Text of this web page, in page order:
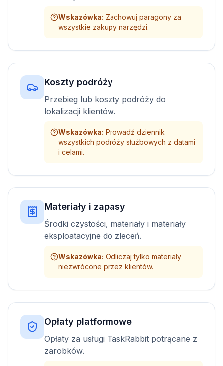
Wskazówka: Zachowuj paragony za
wszystkie zakupy narzędzi.
Koszty podróży
Przebieg lub koszty podróży do
lokalizacji klientów.
Wskazówka: Prowadź dziennik
wszystkich podróży służbowych z datami
i celami.
Materiały i zapasy
Środki czystości, materiały i materiały
eksploatacyjne do zleceń.
Wskazówka: Odliczaj tylko materiały
niezwrócone przez klientów.
Opłaty platformowe
Opłaty za usługi TaskRabbit potrącane z
zarobków.